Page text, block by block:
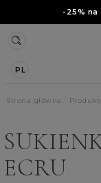
-25% na
PL
Strona główna
ECRU